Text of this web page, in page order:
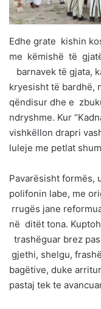
Edhe grate kishin
me këmishë të
barnavek të gjata,
kryesisht të bardhë,
qëndisur dhe e
ndryshme. Kur
vishkëllon drapri
luleje me petlat
Pavarësisht formës,
polifonin labe, me
rrugës jane
në ditët tona.
trashëguar brez
gjethi, shelgu,
bagëtive, duke
pastaj tek te